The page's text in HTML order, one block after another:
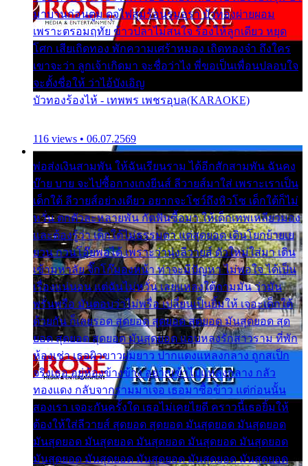
มาบานก่อนตูม ดุจไฟสุมร้อนรุมอุรา บัวทองผ่ายผอม
เพราะตรอมฤทัย ข้าวปลาไม่สนใจ ร้องไห้ลูกเดียว หยุด
โศก เสียเถิดทอง พักความเศร้าหมอง เถิดทองจ๋า ถึงใคร
เขาจะว่า ลูกเจ้าเกิดมา จะชื่อว่าไง พี่ขอเป็นเพื่อนปลอบใจ
จะตั้งชื่อให้ ว่าไอ้บังเอิญ
บัวทองร้องไห้ - เทพพร เพชรอุบล(KARAOKE)
116 views • 06.07.2569
พ่อส่งเงินสามพัน ให้ฉันเรียนราม ได้อีกสักสามพัน ฉันคง
บ๊าย บาย จะไปซื้อกางเกงยีนส์ ลีวายส์มาใส่ เพราะเราเป็น
เด็กใต้ ลีวายส์อย่างเดียว อยากจะโชว์ถึงหิวโซ เด็กใต้ก็ไม่
หวั่น ตกตัวละหลายพัน กัดฟันซื้อมา ให้เด็กเทพเหลียวมอง
และต้องรู้ว่า เด็กใต้ไม่ธรรมดา แต่สุดยอด เดินโยกย้ายเย
ยวน กวนโอ๊ยพอได้ เพราะว่านุ่งลีวายส์ ตัวใหม่ใส่มา เดิน
เข้ามหาลัย จิ๊กโก๊มองหน้า ท่าจะมีปัญหา ไม่พอใจ ได้เป็น
เรื่องแน่นอน แต่ฉันไม่หวั่น เลยแหลงใต้ถามมัน ว่ามัน
พรั่นพรือ มันตอบว่าไม่พรื่อ เปลี่ยนเป็นยิ้มให้ เจอะเด็กใต้
ด้วยกัน ก็เลยรอด สุดยอด สุดยอด สุดยอด มันสุดยอด สุด
ยอด สุดยอด สุดยอด มันสุดยอด แอบหลงรักสาวราม ที่พัก
ห้องเช่า เธอผิวขาวผมยาว ปากแดงแหลงกลาง ถูกสเป็ก
จริงเธอ อยู่ห้องข้างข้าง อยากเข้าไปแหลงกลาง กลัว
ทองแดง กลับจากรามมาเจอ เธอมาซื้อข้าว แต่ก่อนนั้น
สองเรา เจอะกันครั้งใด เธอไม่เคยไยดี คราวนี้เธอยิ้มให้
ต้องให้ใส่ลีวายส์ สุดยอด สุดยอด มันสุดยอด มันสุดยอด
มันสุดยอด มันสุดยอด มันสุดยอด มันสุดยอด มันสุดยอด
มันสุดยอด มันสุดยอด มันสุดยอด มันสุดยอด มันสุดยอด